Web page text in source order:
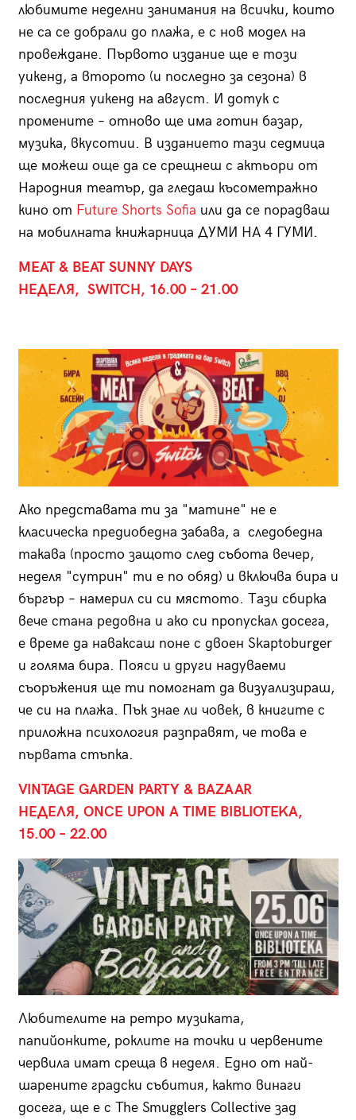
любимите неделни занимания на всички, които
не са се добрали до плажа, е с нов модел на
провеждане. Първото издание ще е този
уикенд, а второто (и последно за сезона) в
последния уикенд на август. И дотук с
промените – отново ще има готин базар,
музика, вкусотии. В изданието тази седмица
ще можеш още да се срещнеш с актьори от
Народния театър, да гледаш късометражно
кино от Future Shorts Sofia или да се порадваш
на мобилната книжарница ДУМИ НА 4 ГУМИ.
MEAT & BEAT SUNNY DAYS
НЕДЕЛЯ, SWITCH, 16.00 – 21.00
Ако представата ти за "матине" не е
класическа предиобедна забава, а следобедна
такава (просто защото след събота вечер,
неделя "сутрин" ти е по обяд) и включва бира и
бъргър – намерил си си мястото. Тази сбирка
вече стана редовна и ако си пропускал досега,
е време да наваксаш поне с двоен Skaptoburger
и голяма бира. Пояси и други надуваеми
съоръжения ще ти помогнат да визуализираш,
че си на плажа. Пък знае ли човек, в книгите с
приложна психология разправят, че това е
първата стъпка.
VINTAGE GARDEN PARTY & BAZAAR
НЕДЕЛЯ, ONCE UPON A TIME BIBLIOTEKA,
15.00 – 22.00
Любителите на ретро музиката,
папийонките, роклите на точки и червените
червила имат среща в неделя. Едно от най-
шарените градски събития, както винаги
досега, ще е с The Smugglers Collective зад